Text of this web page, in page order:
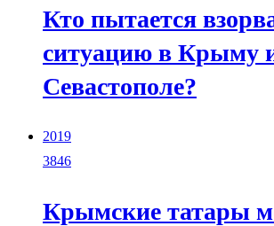
Кто пытается
ситуацию в Крыму
Севастополе?
2019
3846
Крымские татары